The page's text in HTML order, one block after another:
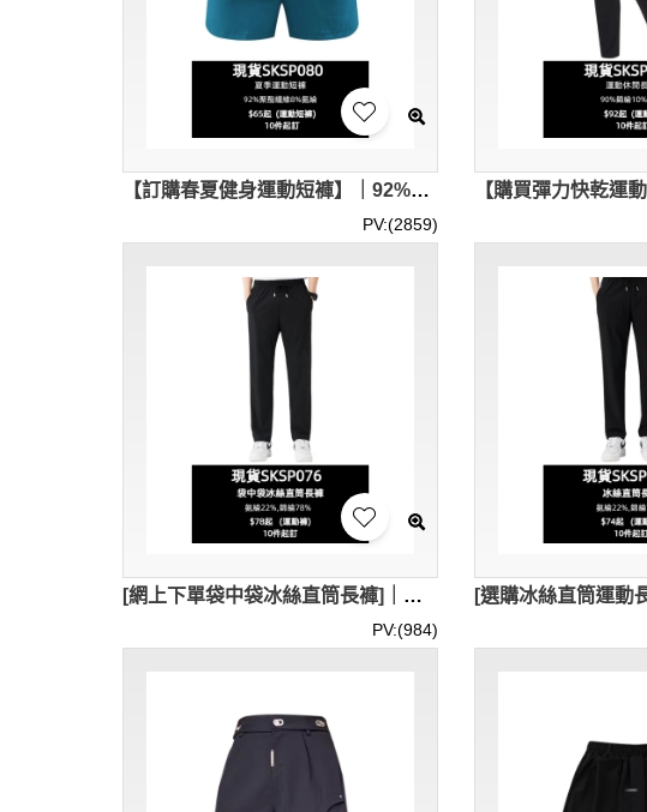
【訂購春夏健身運動短褲】｜92%聚酯纖維8%氨綸｜腰部抽繩調節｜後袋拉鍊閉合｜現貨主推｜三分短褲供應商 SKSP080-MBTY-265#
PV:(2859)
[網上下單袋中袋冰絲直筒長褲]｜內藏口袋 寬鬆褲腳設計｜現貨主推｜運動冰絲直筒褲 CF51685-1T3-SKSP076
PV:(984)